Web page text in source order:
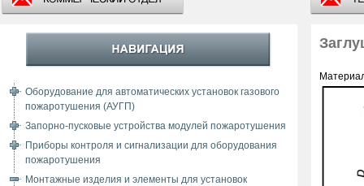
Оборудование для автоматических установок газового
пожаротушения (АУГП)
Запорно-пусковые устройства модулей пожаротушения
Приборы контроля и сигнализации для оборудования
пожаротушения
Монтажные изделия и элементы для установок